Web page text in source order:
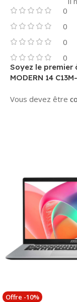
0
0
0
0
Soyez le premier
MODERN 14
Vous devez être
Offre -10%